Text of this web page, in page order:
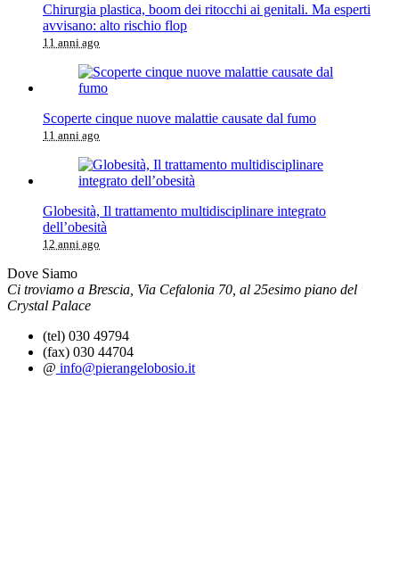
Chirurgia plastica, boom dei ritocchi ai genitali. Ma esperti
avvisano: alto rischio flop
11 anni ago
Scoperte cinque nuove malattie causate dal fumo
11 anni ago
Globesità, Il trattamento multidisciplinare integrato
dell’obesità
12 anni ago
Dove Siamo
Ci troviamo a Brescia, Via Cefalonia 70, al 25esimo piano del
Crystal Palace
(tel) 030 49794
(fax) 030 44704
@ info@pierangelobosio.it